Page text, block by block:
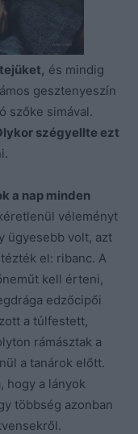
és mindig
gesztenyeszín
szőke simával.
szégyellte ezt
a nap minden
véleményt
ügyesebb volt, azt
el: ribanc. A
kell érteni,
edzőcipői
a túlfestett,
rámásztak a
a tanárok előtt.
hogy a lányok
többség azonban